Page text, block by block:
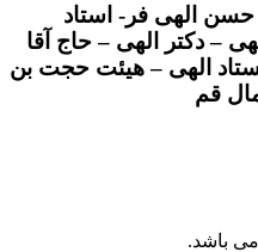
حسن الهی فر- استاد
– دکتر الهی – حاج آقا
استاد الهی – هیئت حجت بن
قم
باشد.